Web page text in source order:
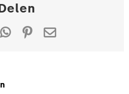
WhatsApp
Pinterest
E-